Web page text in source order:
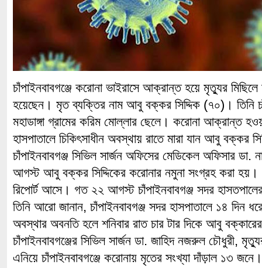
চাঁপাইনবাবগঞ্জে করোনা ভাইরাসে আক্রান্ত হয়ে মৃত্যুর
হয়েছেন। মৃত ব্যক্তির নাম আবু বক্কর সিদ্দিক (৭০)। তিনি
মহাডাঙ্গা গ্রামের করিম মোল্লার ছেলে। করোনা আক্রান্ত
হাসপাতালে চিকিৎসাধীন অবস্থায় রাতে মারা যান আবু বক্কর
চাঁপাইনবাবগঞ্জ সিভিল সার্জন অফিসের মেডিকেল অফিসার
আগস্ট আবু বক্কর সিদ্দিকের করোনার নমুনা সংগ্রহ করা
রিপোর্ট আসে। গত ২২ আগস্ট চাঁপাইনবাবগঞ্জ সদর
তিনি আরো জানান, চাঁপাইনবাবগঞ্জ সদর হাসপাতালে ১৪ দিন
অবস্থার অবনতি হলে শনিবার রাত চার টার দিকে আবু
চাঁপাইনবাবগঞ্জের সিভিল সার্জন ডা. জাহিদ নজরুল চৌধুরী,
এনিয়ে চাঁপাইনবাবগঞ্জে করোনায় মৃতের সংখ্যা দাঁড়াল ১৩ জনে।